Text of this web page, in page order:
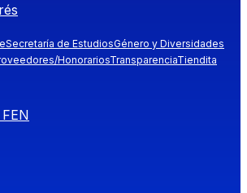
Secretaría de EstudiosGénero y Diversidades
HonorariosTransparenciaTiendita